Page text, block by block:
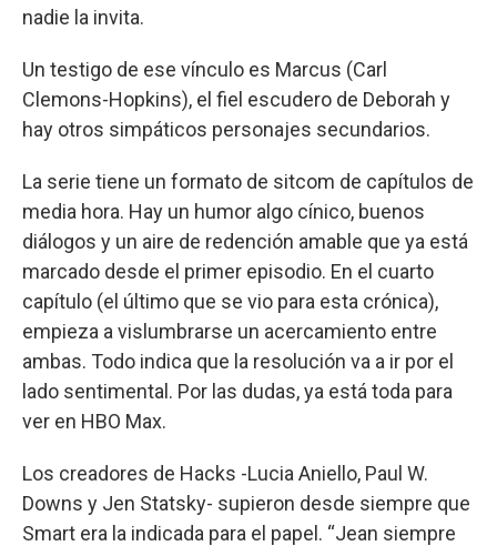
nadie la invita.
Un testigo de ese vínculo es Marcus (Carl
Clemons-Hopkins), el fiel escudero de Deborah y
hay otros simpáticos personajes secundarios.
La serie tiene un formato de sitcom de capítulos de
media hora. Hay un humor algo cínico, buenos
diálogos y un aire de redención amable que ya está
marcado desde el primer episodio. En el cuarto
capítulo (el último que se vio para esta crónica),
empieza a vislumbrarse un acercamiento entre
ambas. Todo indica que la resolución va a ir por el
lado sentimental. Por las dudas, ya está toda para
ver en HBO Max.
Los creadores de Hacks -Lucia Aniello, Paul W.
Downs y Jen Statsky- supieron desde siempre que
Smart era la indicada para el papel. “Jean siempre